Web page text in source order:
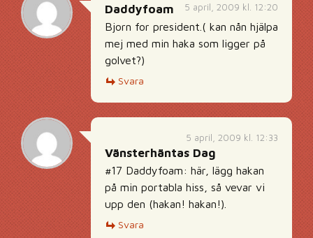
5 april, 2009 kl. 12:20
Daddyfoam
Bjorn for president.( kan nån hjälpa
mej med min haka som ligger på
golvet?)
Svara
5 april, 2009 kl. 12:33
Vänsterhäntas Dag
#17 Daddyfoam: här, lägg hakan
på min portabla hiss, så vevar vi
upp den (hakan! hakan!).
Svara